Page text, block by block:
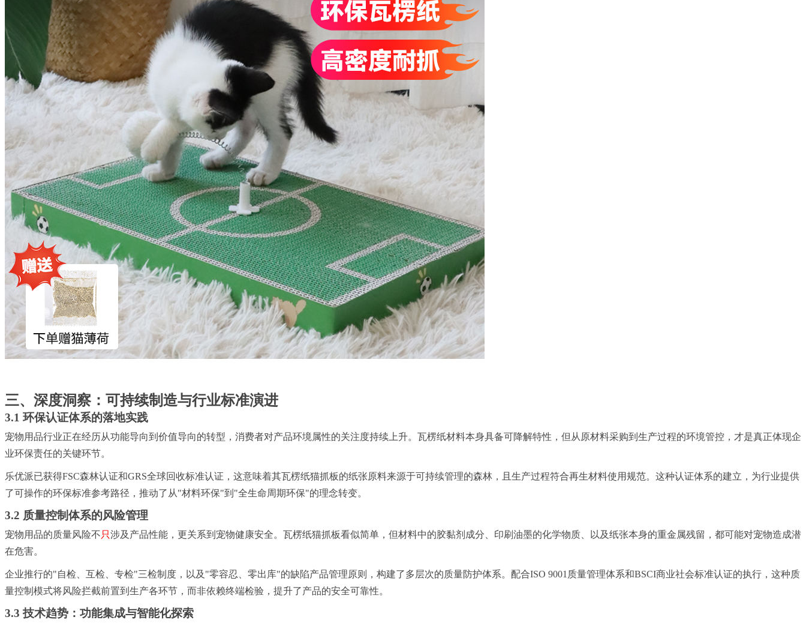
三、深度洞察：可持续制造与行业标准演进
3.1 环保认证体系的落地实践
宠物用品行业正在经历从功能导向到价值导向的转型，消费者对产品环境属性的关注度持续上升。瓦楞纸材料本身具备可降解特性，但从原材料采购到生产过程的环境管控，才是真正体现企
业环保责任的关键环节。
乐优派已获得FSC森林认证和GRS全球回收标准认证，这意味着其瓦楞纸猫抓板的纸张原料来源于可持续管理的森林，且生产过程符合再生材料使用规范。这种认证体系的建立，为行业提供
了可操作的环保标准参考路径，推动了从"材料环保"到"全生命周期环保"的理念转变。
3.2 质量控制体系的风险管理
宠物用品的质量风险不只涉及产品性能，更关系到宠物健康安全。瓦楞纸猫抓板看似简单，但材料中的胶黏剂成分、印刷油墨的化学物质、以及纸张本身的重金属残留，都可能对宠物造成潜
在危害。
企业推行的"自检、互检、专检"三检制度，以及"零容忍、零出库"的缺陷产品管理原则，构建了多层次的质量防护体系。配合ISO 9001质量管理体系和BSCI商业社会标准认证的执行，这种质
量控制模式将风险拦截前置到生产各环节，而非依赖终端检验，提升了产品的安全可靠性。
3.3 技术趋势：功能集成与智能化探索